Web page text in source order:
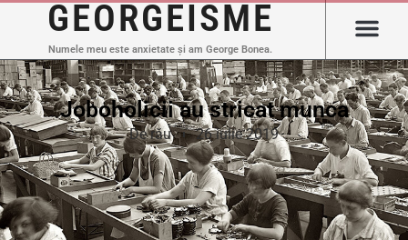
GEORGEISME
Numele meu este anxietate și am George Bonea.
Joboholicii au stricat munca
De rău 26 iulie 2019